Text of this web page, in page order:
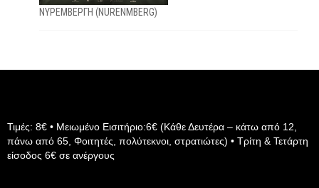
ΝΥΡΕΜΒΕΡΓΗ (ΝURENMBERG)
Τιμές: 8€ • Μειωμένο Εισιτήριο:6€ (Κάθε Δευτέρα – κάτω από 12,
πάνω από 65, Φοιτητές, πολύτεκνοι, στρατιώτες) • Τρίτη & Τετάρτη
είσοδος 6€ σε ανέργους